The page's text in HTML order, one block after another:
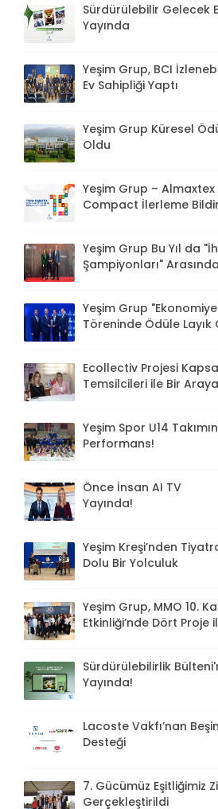
Sürdürülebilir Gelecek
Yayında
Yeşim Grup, BCI
Ev Sahipliği Yaptı
Yeşim Grup Küresel
Oldu
Yeşim Grup –
Compact İlerleme
Yeşim Grup Bu Yıl da
Şampiyonları" Arasında
Yeşim Grup
Töreninde Ödüle Layık
Ecollectiv Projesi
Temsilcileri ile Bir
Yeşim Spor U14
Performans!
Önce İnsan AI TV
Yayında!
Yeşim Kreşi’nden
Dolu Bir Yolculuk
Yeşim Grup, MMO 10.
Etkinliği’nde Dört Proje
Sürdürülebilirlik
Yayında!
Lacoste Vakfı’nan
Desteği
7. Gücümüz Eşitliğimiz
Gerçekleştirildi